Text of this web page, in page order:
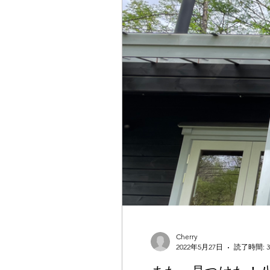
Cherry
2022年5月27日
読了時間: